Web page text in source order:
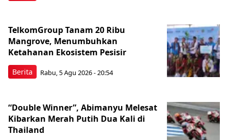
Berita
TelkomGroup Tanam 20 Ribu
Mangrove, Menumbuhkan
Ketahanan Ekosistem Pesisir
Rabu, 5 Agu 2026 - 20:54
“Double Winner”, Abimanyu Melesat
Kibarkan Merah Putih Dua Kali di
Thailand